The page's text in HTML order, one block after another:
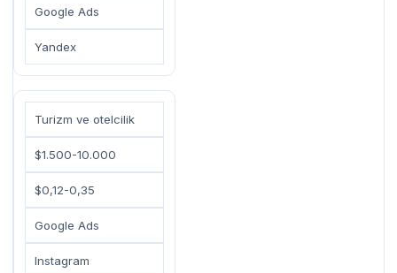
Google Ads
Yandex
Turizm ve otelcilik
$1.500-10.000
$0,12-0,35
Google Ads
Instagram